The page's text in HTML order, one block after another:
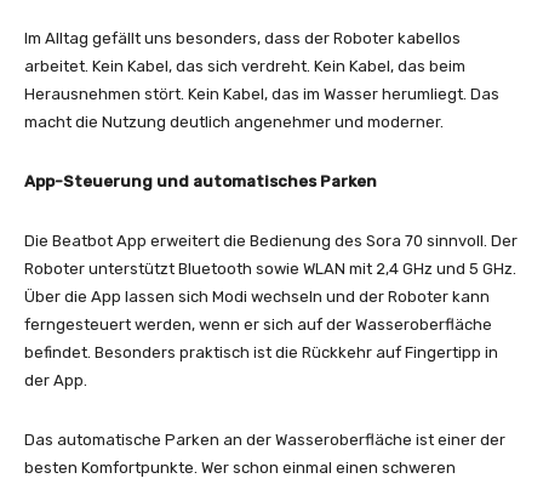
Im Alltag gefällt uns besonders, dass der Roboter kabellos
arbeitet. Kein Kabel, das sich verdreht. Kein Kabel, das beim
Herausnehmen stört. Kein Kabel, das im Wasser herumliegt. Das
macht die Nutzung deutlich angenehmer und moderner.
App-Steuerung und automatisches Parken
Die Beatbot App erweitert die Bedienung des Sora 70 sinnvoll. Der
Roboter unterstützt Bluetooth sowie WLAN mit 2,4 GHz und 5 GHz.
Über die App lassen sich Modi wechseln und der Roboter kann
ferngesteuert werden, wenn er sich auf der Wasseroberfläche
befindet. Besonders praktisch ist die Rückkehr auf Fingertipp in
der App.
Das automatische Parken an der Wasseroberfläche ist einer der
besten Komfortpunkte. Wer schon einmal einen schweren